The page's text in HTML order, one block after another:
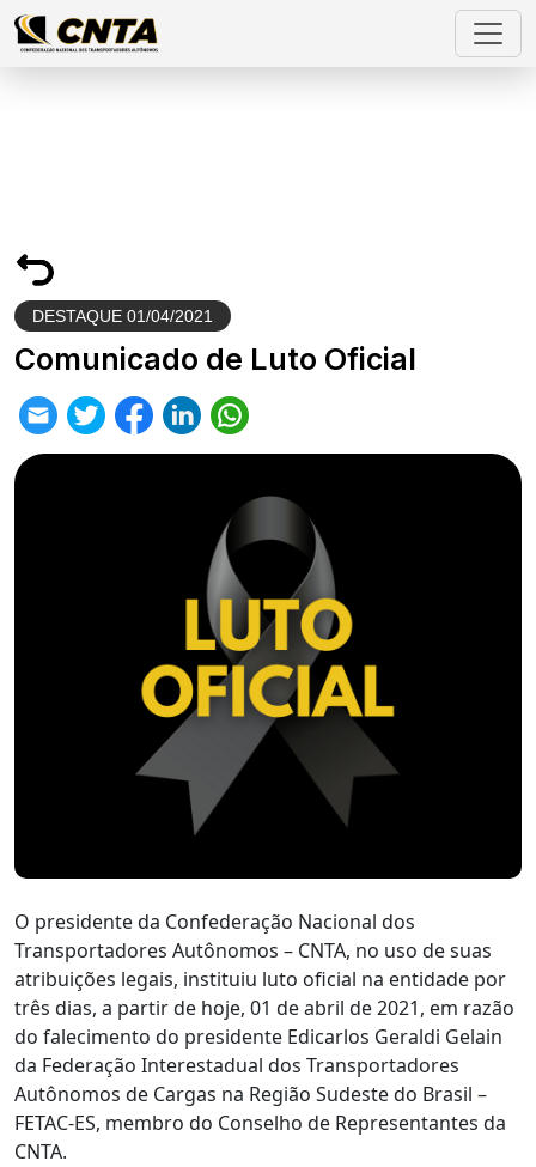
DESTAQUE 01/04/2021
Comunicado de Luto Oficial
O presidente da Confederação Nacional dos
Transportadores Autônomos – CNTA, no uso de suas
atribuições legais, instituiu luto oficial na entidade por
três dias, a partir de hoje, 01 de abril de 2021, em razão
do falecimento do presidente Edicarlos Geraldi Gelain
da Federação Interestadual dos Transportadores
Autônomos de Cargas na Região Sudeste do Brasil –
FETAC-ES, membro do Conselho de Representantes da
CNTA.